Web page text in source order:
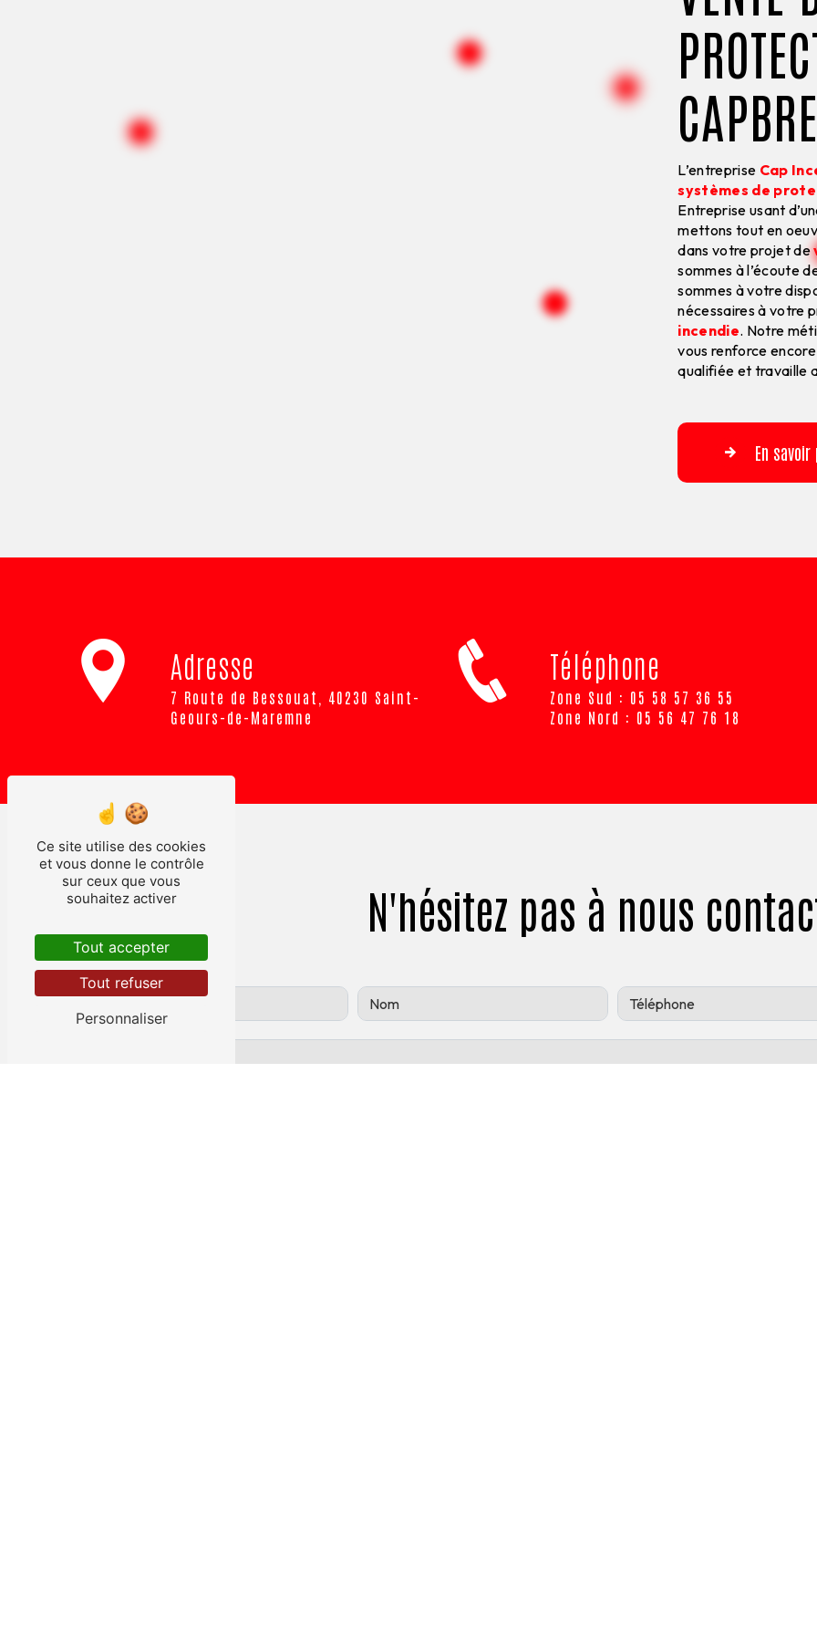
L’entreprise Cap
systèmes de
Entreprise usant
mettons tout en
dans votre projet de
sommes à l’écoute
sommes à votre
nécessaires à votre
incendie. Notre
vous renforce
qualifiée et travaille
En savoir
Adresse
7 Route de Bessouat, 40230 Saint-
Geours-de-Maremne
Téléphone
Zone Sud : 05 58 57 36 55
Zone Nord : 05 56 47 76 18
N'hésitez pas à nous
Ce site utilise des cookies
et vous donne le contrôle
sur ceux que vous
souhaitez activer
Tout accepter
Tout refuser
Personnaliser